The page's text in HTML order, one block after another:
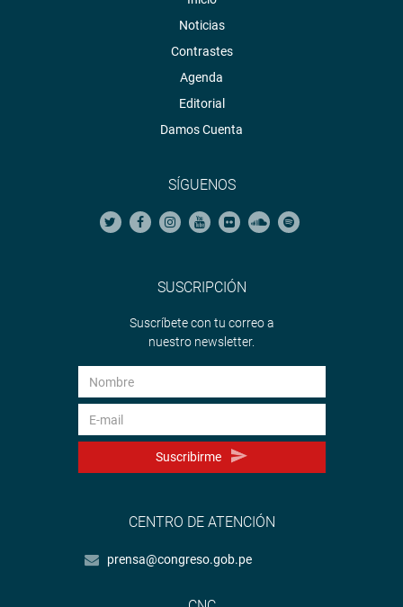
Noticias
Contrastes
Agenda
Editorial
Damos Cuenta
SÍGUENOS
SUSCRIPCIÓN
Suscríbete con tu correo a
nuestro newsletter.
Suscribirme
CENTRO DE ATENCIÓN
prensa@congreso.gob.pe